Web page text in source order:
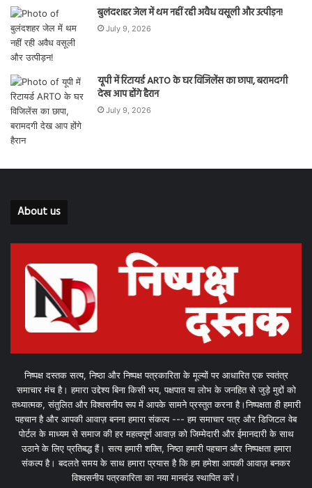
बुलंदशहर जेल में थम नहीं रही अवैध वसूली और उत्पीड़न!
July 9, 2026
यूपी में रिटायर्ड ARTO के घर विजिलेंस का छापा, बरामदगी
देख आप होंगे हैरान
July 9, 2026
About us
निष्पक्ष दस्तक सत्य, निष्ठा और निष्पक्ष पत्रकारिता के मूल्यों पर आधारित एक स्वतंत्र
समाचार मंच है। हमारा उद्देश्य बिना किसी भय, पक्षपात या लोभ के जनहित से जुड़े मुद्दों को
तथ्यात्मक, संतुलित और विश्वसनीय रूप में आपके सामने प्रस्तुत करना है।निष्पक्षता ही हमारी
पहचान है और आपकी आवाज़ बनना हमारा संकल्प --- हम समाचार पत्र और डिजिटल वेब
पोर्टल के माध्यम से समाज की हर महत्वपूर्ण आवाज़ को जिम्मेदारी और ईमानदारी के साथ
उठाने के लिए प्रतिबद्ध हैं। सत्य हमारी शक्ति, निष्ठा हमारी पहचान और निष्पक्षता हमारा
संकल्प है। बदलते समय के साथ हमारा प्रयास है कि हम हमेशा आपकी आवाज़ बनकर
विश्वसनीय पत्रकारिता का नया मानदंड स्थापित करें।